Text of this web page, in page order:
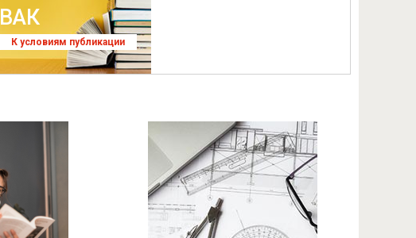
ВАК
К условиям публикации